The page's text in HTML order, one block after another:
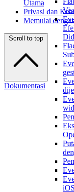
iOS
Utama
Privasi dan
Memulai
Scroll to top
Dokumentasi